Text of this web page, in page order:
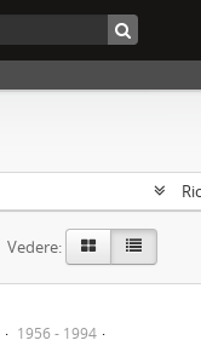
Vedere:
1956 - 1994